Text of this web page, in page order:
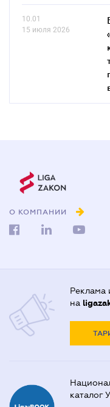
10.01
15 июля 2026
О КОМПАНИИ
Реклама
на
каталог